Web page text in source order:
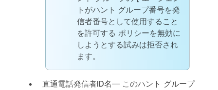
トがハント グループ番号を発
信者番号として使用すること
を許可する ポリシーを無効に
しようとする試みは拒否され
ます。
直通電話発信者ID名— このハント グループ